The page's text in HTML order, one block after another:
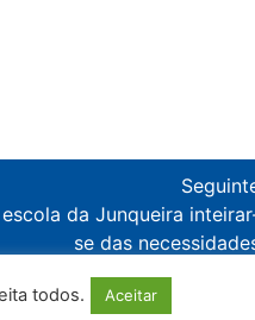
da Junqueira
se das
todos. Aceitar